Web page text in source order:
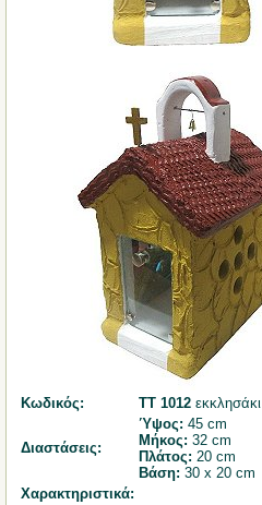
Κωδικός: ΤΤ 1012 εκκλησάκι
Διαστάσεις:
Ύψος: 45 cm
Μήκος: 32 cm
Πλάτος: 20 cm
Βάση: 30 x 20 cm
Χαρακτηριστικά: